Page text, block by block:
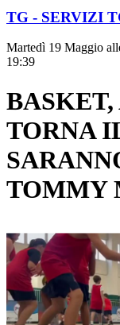
TG - SERVIZI
Martedì 19 Maggio
19:39
TORNA
TOMMY